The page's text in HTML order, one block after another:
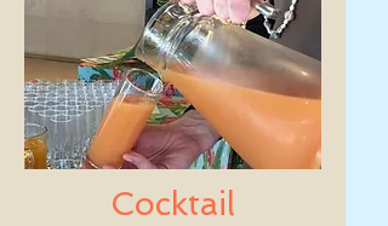
Cocktail